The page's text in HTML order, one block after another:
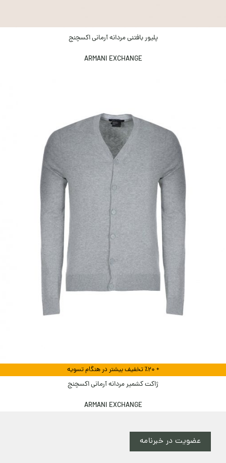
پلیور بافتنی مردانه آرمانی اکسچنج
ARMANI EXCHANGE
+ ٪۲۰ تخفیف بیشتر در هنگام تسویه
ژاکت کشمیر مردانه آرمانی اکسچنج
ARMANI EXCHANGE
عضویت در خبرنامه